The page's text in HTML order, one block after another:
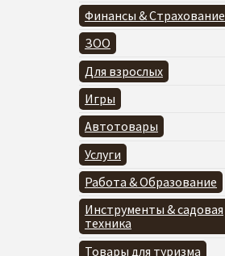
Финансы & Страхование
ЗОО
Для взрослых
Игры
Автотовары
Услуги
Работа & Образование
Инструменты & садовая
техника
Товары для туризма